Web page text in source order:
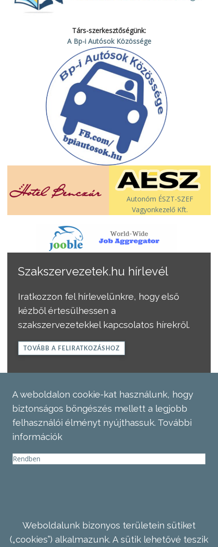
Társ-szerkesztőségünk:
A Bp-i Autósok Közössége
Autonóm ÉSZT-SZEF
Vagyonkezelő Kft.
Szakszervezetek.hu hírlevél
Iratkozzon fel hírlevelünkre, hogy első
kézből értesülhessen a
szakszervezetekkel kapcsolatos hírekről.
TOVÁBB A FELIRATKOZÁSHOZ
A weboldalon cookie-kat használunk, hogy
biztonságos böngészés mellett a legjobb
felhasználói élményt nyújthassuk. További
információk
Rendben
Weboldalunk bizonyos területein sütiket
(„cookies”) alkalmazunk. A sütik lehetővé teszik